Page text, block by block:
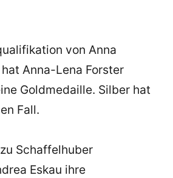
von Anna
Anna-Lena Forster
Goldmedaille. Silber hat
Fall.
Schaffelhuber
Eskau ihre